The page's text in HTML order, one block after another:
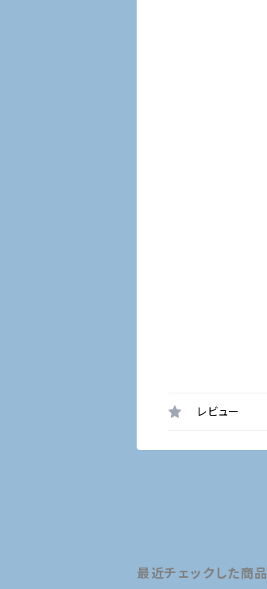
レビュー
最近チェックした商品